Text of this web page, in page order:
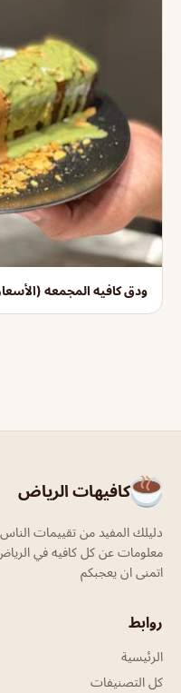
ودق كافيه المجمعه
كافيهات الرياض
دليلك المفيد من تقييمات
معلومات عن كل كافيه في
اتمنى ان يعجبكم
روابط
الرئيسية
كل التصنيفات